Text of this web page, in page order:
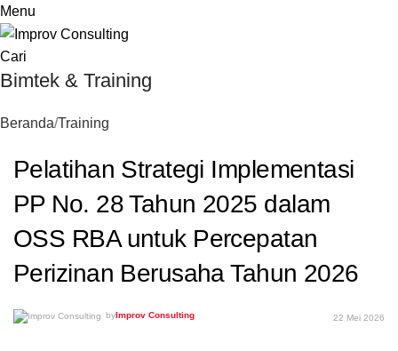
Menu
Cari
Bimtek & Training
Beranda Training
Pelatihan Strategi Implementasi
PP No. 28 Tahun 2025 dalam
OSS RBA untuk Percepatan
Perizinan Berusaha Tahun 2026
byImprov Consulting 22 Mei 2026